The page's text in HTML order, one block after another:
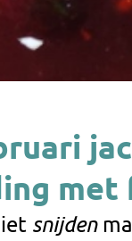
met
snijden